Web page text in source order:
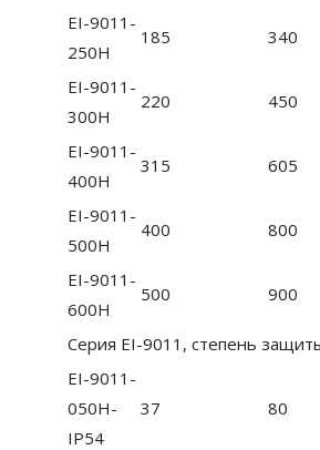
EI-9011-
250H
185 340
EI-9011-
300H
220 450
EI-9011-
400H
315 605
EI-9011-
500H
400 800
EI-9011-
600H
500 900
Серия EI-9011, степень
EI-9011-
050H-
IP54
37 80